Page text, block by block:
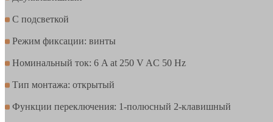
С подсветкой
Режим фиксации: винты
Номинальный ток: 6 A at 250 V AC 50 Hz
Тип монтажа: открытый
Функции переключения: 1-полюсный 2-клавишный